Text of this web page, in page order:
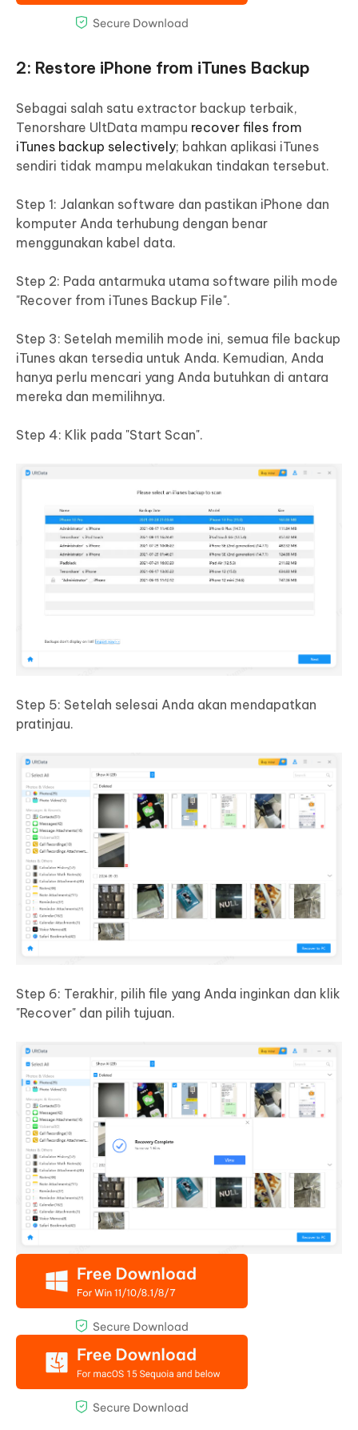
2: Restore iPhone from iTunes Backup
Sebagai salah satu extractor backup terbaik,
Tenorshare UltData mampu recover files from
iTunes backup selectively; bahkan aplikasi iTunes
sendiri tidak mampu melakukan tindakan tersebut.
Step 1: Jalankan software dan pastikan iPhone dan
komputer Anda terhubung dengan benar
menggunakan kabel data.
Step 2: Pada antarmuka utama software pilih mode
"Recover from iTunes Backup File".
Step 3: Setelah memilih mode ini, semua file backup
iTunes akan tersedia untuk Anda. Kemudian, Anda
hanya perlu mencari yang Anda butuhkan di antara
mereka dan memilihnya.
Step 4: Klik pada "Start Scan".
Step 5: Setelah selesai Anda akan mendapatkan
pratinjau.
Step 6: Terakhir, pilih file yang Anda inginkan dan klik
"Recover" dan pilih tujuan.